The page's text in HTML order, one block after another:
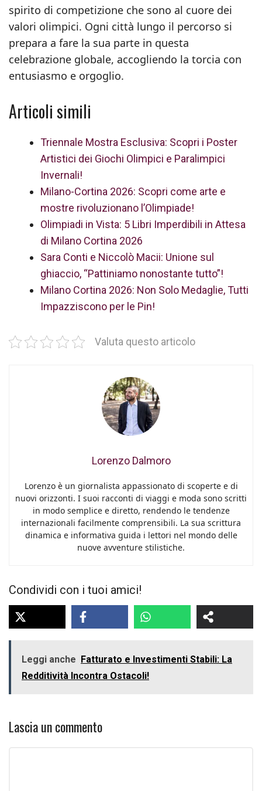
spirito di competizione che sono al cuore dei
valori olimpici. Ogni città lungo il percorso si
prepara a fare la sua parte in questa
celebrazione globale, accogliendo la torcia con
entusiasmo e orgoglio.
Articoli simili
Triennale Mostra Esclusiva: Scopri i Poster
Artistici dei Giochi Olimpici e Paralimpici
Invernali!
Milano-Cortina 2026: Scopri come arte e
mostre rivoluzionano l’Olimpiade!
Olimpiadi in Vista: 5 Libri Imperdibili in Attesa
di Milano Cortina 2026
Sara Conti e Niccolò Macii: Unione sul
ghiaccio, “Pattiniamo nonostante tutto”!
Milano Cortina 2026: Non Solo Medaglie, Tutti
Impazziscono per le Pin!
Valuta questo articolo
Lorenzo Dalmoro
Lorenzo è un giornalista appassionato di scoperte e di
nuovi orizzonti. I suoi racconti di viaggi e moda sono scritti
in modo semplice e diretto, rendendo le tendenze
internazionali facilmente comprensibili. La sua scrittura
dinamica e informativa guida i lettori nel mondo delle
nuove avventure stilistiche.
Condividi con i tuoi amici!
Leggi anche Fatturato e Investimenti Stabili: La
Redditività Incontra Ostacoli!
Lascia un commento